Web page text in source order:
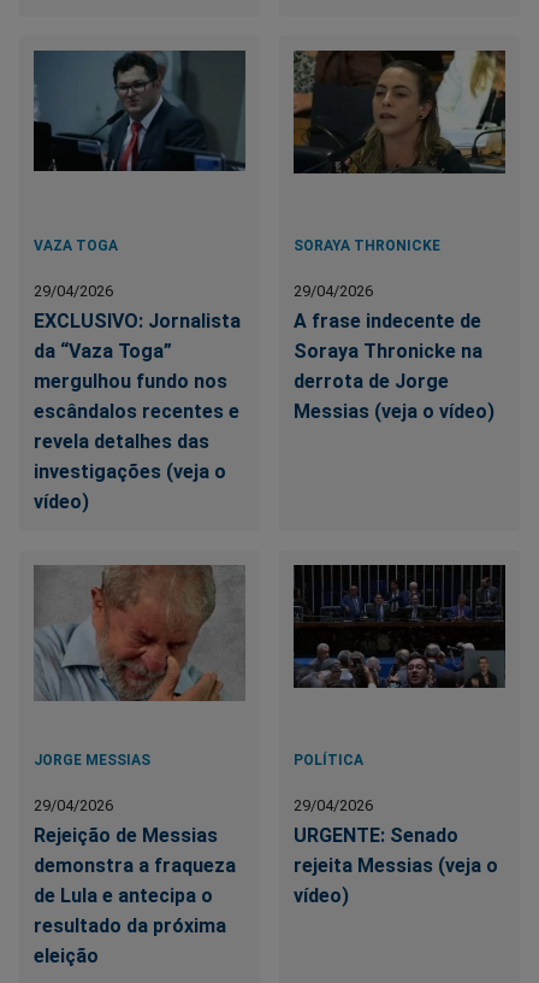
VAZA TOGA
29/04/2026
EXCLUSIVO: Jornalista
da “Vaza Toga”
mergulhou fundo nos
escândalos recentes e
revela detalhes das
investigações (veja o
vídeo)
SORAYA THRONICKE
29/04/2026
A frase indecente de
Soraya Thronicke na
derrota de Jorge
Messias (veja o vídeo)
JORGE MESSIAS
29/04/2026
Rejeição de Messias
demonstra a fraqueza
de Lula e antecipa o
resultado da próxima
eleição
POLÍTICA
29/04/2026
URGENTE: Senado
rejeita Messias (veja o
vídeo)